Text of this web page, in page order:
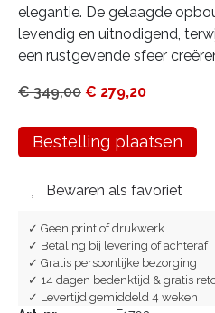
elegantie. De gelaagde
levendig en uitnodigend,
een rustgevende sfeer
€349,00 € 279,20
Bestelling plaatsen
Bewaren als favoriet
✓ Geen print of drukwerk
✓ Betaling bij levering of achteraf
✓ Gratis persoonlijke bezorging
✓ 14 dagen bedenktijd & gratis
✓ Levertijd gemiddeld 4 weken